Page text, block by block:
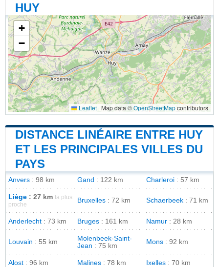
HUY
+
−
Leaflet | Map data ©OpenStreetMapcontributors
DISTANCE LINÉAIRE ENTRE HUY
ET LES PRINCIPALES VILLES DU
PAYS
Anvers : 98 km Gand : 122 km Charleroi : 57 km
Liège : 27 km
la plus
proche
Bruxelles : 72 km Schaerbeek : 71 km
Anderlecht : 73 km Bruges : 161 km Namur : 28 km
Louvain : 55 km
Molenbeek-Saint-
Jean : 75 km
Mons : 92 km
Alost : 96 km Malines : 78 km Ixelles : 70 km